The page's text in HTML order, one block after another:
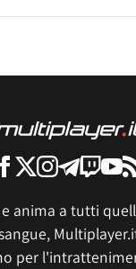
anima a tutti
per